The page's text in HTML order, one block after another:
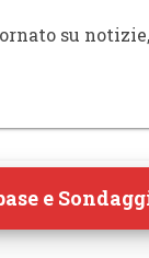
su
e